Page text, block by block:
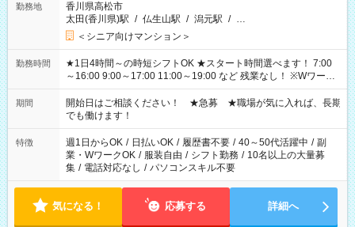
勤務地
香川県高松市
太田(香川県)駅 / 仏生山駅 / 潟元駅 / …
＜シニア向けマンション＞
勤務時間
★1日4時間～の時短シフトOK ★スタート時間選べます！ 7:00
～16:00 9:00～17:00 11:00～19:00 など 残業なし！ ※Wワーク
の場合、他のお仕事と合わせ週40時間超の就業はご案内できま
せん ※法令に基づき、週20時間以上勤務は社会保険への加入対
象となります ※労働者派遣法（日雇い派遣の原則禁止）によ
り、短時間・短期間の就業はご案内が難しい場合があります
期間
開始日はご相談ください！ ★急募 ★職場が気に入れば、長期
でも働けます！
特徴 週1日からOK / 日払いOK / 履歴書不要 / 40～50代活躍中 / 副
業・WワークOK / 服装自由 / シフト勤務 / 10名以上の大量募
集 / 電話対応なし / パソコンスキル不要
気になる！ 応募する 詳細へ